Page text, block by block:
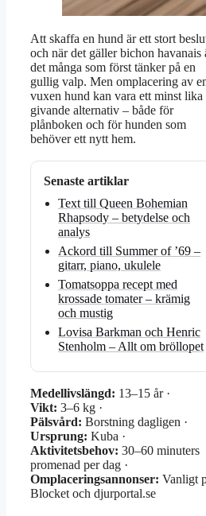
Att skaffa en hund är ett stort
och när det gäller bichon havanais
det många som först tänker på en
gullig valp. Men omplacering av
vuxen hund kan vara ett minst lika
givande alternativ – både för
plånboken och för hunden som
behöver ett nytt hem.
Senaste artiklar
Text till Queen Bohemian
Rhapsody – betydelse och
analys
Ackord till Summer of ’69 –
gitarr, piano, ukulele
Tomatsoppa recept med
krossade tomater – krämig
och mustig
Lovisa Barkman och Henric
Stenholm – Allt om bröllopet
Medellivslängd: 13–15 år ·
Vikt: 3–6 kg ·
Pälsvård: Borstning dagligen ·
Ursprung: Kuba ·
Aktivitetsbehov: 30–60 minuters
promenad per dag ·
Omplaceringsannonser: Vanligt
Blocket och djurportal.se